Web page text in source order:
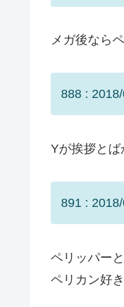
メガ後なら
888 :
Yが挨拶と
891 :
ペリッパー
ペリカン好